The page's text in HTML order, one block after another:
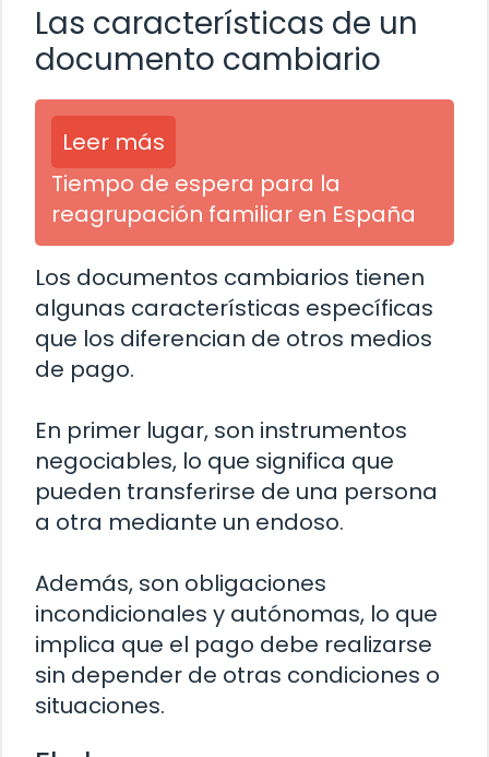
Las características de un
documento cambiario
Leer más
Tiempo de espera para la
reagrupación familiar en España
Los documentos cambiarios tienen
algunas características específicas
que los diferencian de otros medios
de pago.
En primer lugar, son instrumentos
negociables, lo que significa que
pueden transferirse de una persona
a otra mediante un endoso.
Además, son obligaciones
incondicionales y autónomas, lo que
implica que el pago debe realizarse
sin depender de otras condiciones o
situaciones.